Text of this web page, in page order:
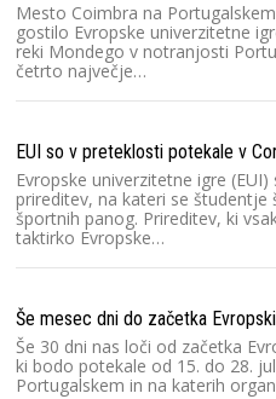
Mesto Coimbra na
gostilo Evropske univerzitetne
reki Mondego v notranjosti
četrto največje…
EUI so v preteklosti potekale v
Evropske univerzitetne igre
prireditev, na kateri se
športnih panog. Prireditev, ki
taktirko Evropske…
Še mesec dni do začetka
Še 30 dni nas loči od začetka
ki bodo potekale od 15. do 28.
Portugalskem in na katerih